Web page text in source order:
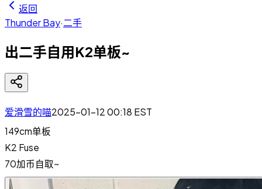
返回
Thunder Bay·二手
出二手自用K2单板~
爱滑雪的喵2025-01-12 00:18 EST
149cm单板
K2 Fuse
70加币自取~